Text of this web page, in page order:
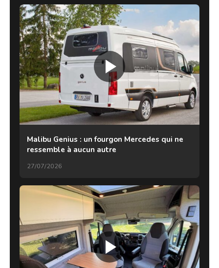
Malibu Genius : un fourgon Mercedes qui ne
ressemble à aucun autre
27/07/2026